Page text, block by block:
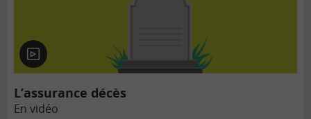
En
vidéo
L’assurance décès
En vidéo